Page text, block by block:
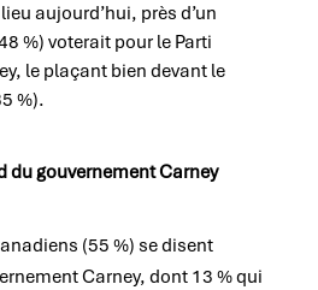
aujourd’hui, près d’un
%) voterait pour le Parti
le plaçant bien devant le
%).
du gouvernementCarney
(55 %) se disent
Carney, dont 13 % qui